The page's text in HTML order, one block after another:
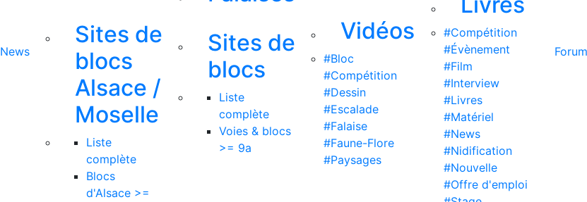
News
Sites de
blocs
Alsace /
Moselle
Liste
complète
Blocs
d'Alsace >=
Sites de
blocs
Liste
complète
Voies & blocs
>= 9a
Vidéos
#Bloc
#Compétition
#Dessin
#Escalade
#Falaise
#Faune-Flore
#Paysages
#Compétition
#Évènement
#Film
#Interview
#Livres
#Matériel
#News
#Nidification
#Nouvelle
#Offre d'emploi
Forum